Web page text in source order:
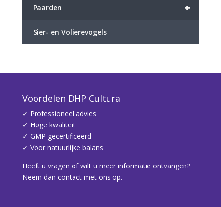
+
Paarden
Sier- en Volierevogels
Voordelen DHP Cultura
✓ Professioneel advies
✓ Hoge kwaliteit
✓ GMP gecertificeerd
✓ Voor natuurlijke balans
Heeft u vragen of wilt u meer informatie ontvangen?
Neem dan contact met ons op.